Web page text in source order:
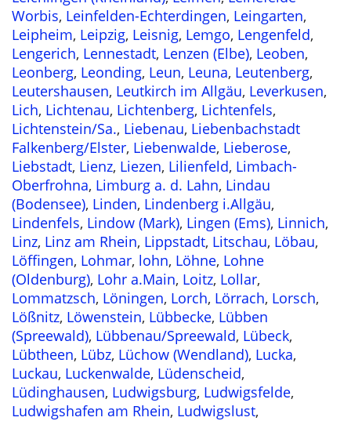
Worbis, Leinfelden-Echterdingen, Leingarten,
Leipheim, Leipzig, Leisnig, Lemgo, Lengenfeld,
Lengerich, Lennestadt, Lenzen (Elbe), Leoben,
Leonberg, Leonding, Leun, Leuna, Leutenberg,
Leutershausen, Leutkirch im Allgäu, Leverkusen,
Lich, Lichtenau, Lichtenberg, Lichtenfels,
Lichtenstein/Sa., Liebenau, Liebenbachstadt
Falkenberg/Elster, Liebenwalde, Lieberose,
Liebstadt, Lienz, Liezen, Lilienfeld, Limbach-
Oberfrohna, Limburg a. d. Lahn, Lindau
(Bodensee), Linden, Lindenberg i.Allgäu,
Lindenfels, Lindow (Mark), Lingen (Ems), Linnich,
Linz, Linz am Rhein, Lippstadt, Litschau, Löbau,
Löffingen, Lohmar, lohn, Löhne, Lohne
(Oldenburg), Lohr a.Main, Loitz, Lollar,
Lommatzsch, Löningen, Lorch, Lörrach, Lorsch,
Lößnitz, Löwenstein, Lübbecke, Lübben
(Spreewald), Lübbenau/Spreewald, Lübeck,
Lübtheen, Lübz, Lüchow (Wendland), Lucka,
Luckau, Luckenwalde, Lüdenscheid,
Lüdinghausen, Ludwigsburg, Ludwigsfelde,
Ludwigshafen am Rhein, Ludwigslust,